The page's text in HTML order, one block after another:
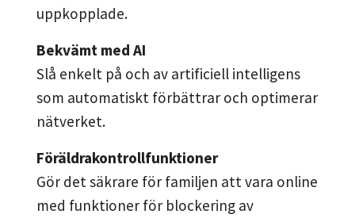
uppkopplade.
Bekvämt med AI
Slå enkelt på och av artificiell intelligens
som automatiskt förbättrar och optimerar
nätverket.
Föräldrakontrollfunktioner
Gör det säkrare för familjen att vara online
med funktioner för blockering av